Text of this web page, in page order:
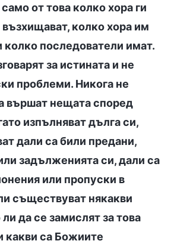
от това колко хора ги
колко хора им
колко последователи имат.
за истината и не
проблеми. Никога не
вършат нещата според
изпълняват дълга си,
дали са били предани,
задълженията си, дали са
или пропуски в
съществуват някакви
да се замислят за това
какви са Божиите